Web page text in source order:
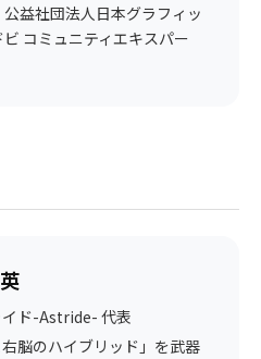
益社団法人日本グラフィッ
コミュニティエキスパー
ド-Astride- 代表
右脳のハイブリッド」を武器